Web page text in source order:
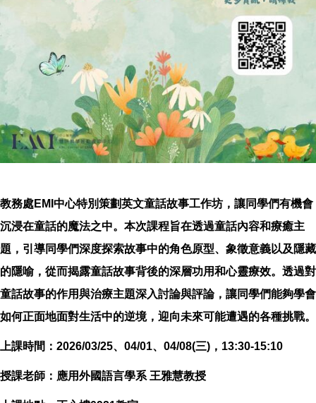
教務處EMI中心特別策劃英文童話故事工作坊，讓同學們有機會
沉浸在童話的魔法之中。本次課程旨在透過童話內容和療癒主
題，引導同學們深度探索故事中的角色原型、象徵意義以及隱藏
的隱喻，從而揭露童話故事背後的深層功用和心靈療效。透過對
童話故事的作用與治療主題深入討論與評論，讓同學們能夠學會
如何正面地面對生活中的逆境，迎向未來可能遭遇的各種挑戰。
上課時間：2026/03/25、04/01、04/08(三)，13:30-15:10
授課老師：應用外國語言學系 王雅慧教授